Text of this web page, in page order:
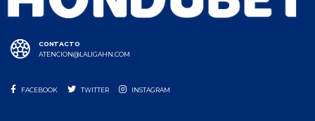
CONTACTO
ATENCION@LALIGAHN.COM
FACEBOOK TWITTER INSTAGRAM